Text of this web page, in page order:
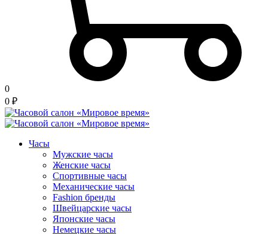
0
0 ₽
Часы
Мужские часы
Женские часы
Спортивные часы
Механические часы
Fashion бренды
Швейцарские часы
Японские часы
Немецкие часы